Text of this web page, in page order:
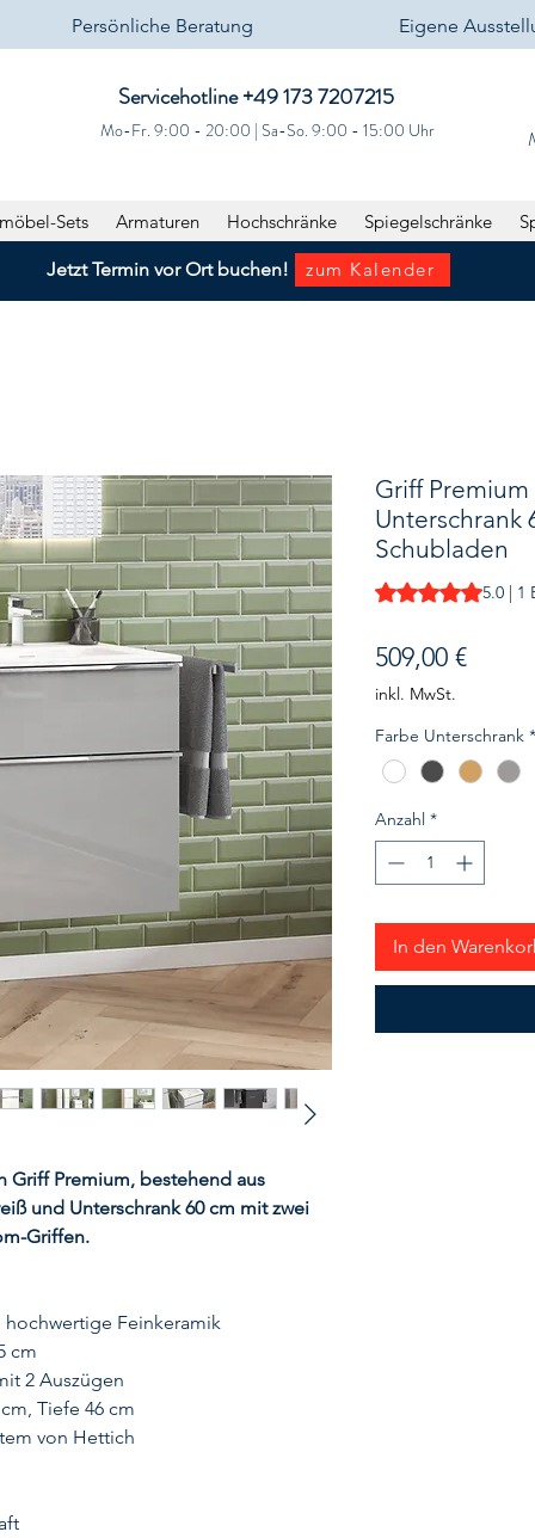
Persönliche Beratung Eigene
Servicehotline +49 173 7207215‬
Mo-Fr. 9:00 - 20:00 | Sa-So. 9:00 - 15:00 Uhr
Sets Armaturen Hochschränke Spiegelschränke
Jetzt Termin vor Ort buchen! zum Kalender
Premium, bestehend aus
und Unterschrank 60 cm mit zwei
Griffen.
Feinkeramik
cm
2 Auszügen
Tiefe 46 cm
von Hettich
Griff
Unterschrank
Schubladen
Das Rating 5.0 | 1
509,00 €Preis
inkl. MwSt.
Farbe Unterschrank *
Anzahl *
In den